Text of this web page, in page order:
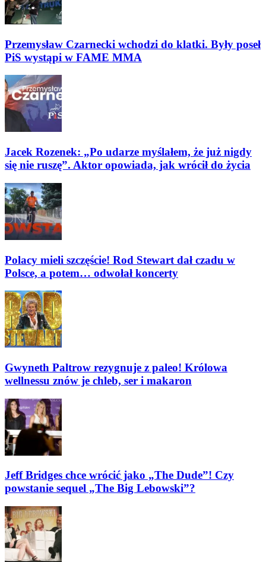
Przemysław Czarnecki wchodzi do klatki. Były poseł
PiS wystąpi w FAME MMA
Jacek Rozenek: „Po udarze myślałem, że już nigdy
się nie ruszę”. Aktor opowiada, jak wrócił do życia
Polacy mieli szczęście! Rod Stewart dał czadu w
Polsce, a potem… odwołał koncerty
Gwyneth Paltrow rezygnuje z paleo! Królowa
wellnessu znów je chleb, ser i makaron
Jeff Bridges chce wrócić jako „The Dude”! Czy
powstanie sequel „The Big Lebowski”?